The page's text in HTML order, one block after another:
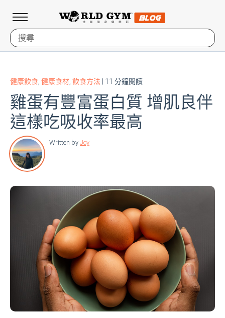
健康飲食 健康食材 飲食方法 | 11 分鐘閱讀
雞蛋有豐富蛋白質 增肌良伴
這樣吃吸收率最高
Written by Joy